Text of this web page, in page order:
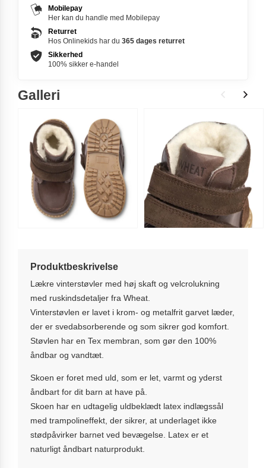
Mobilepay
Her kan du handle med Mobilepay
Returret
Hos Onlinekids har du 365 dages returret
Sikkerhed
100% sikker e-handel
Galleri
Produktbeskrivelse
Lækre vinterstøvler med høj skaft og velcrolukning
med ruskindsdetaljer fra Wheat.
Vinterstøvlen er lavet i krom- og metalfrit garvet læder,
der er svedabsorberende og som sikrer god komfort.
Støvlen har en Tex membran, som gør den 100%
åndbar og vandtæt.
Skoen er foret med uld, som er let, varmt og yderst
åndbart for dit barn at have på.
Skoen har en udtagelig uldbeklædt latex indlægssål
med trampolineffekt, der sikrer, at underlaget ikke
stødpåvirker barnet ved bevægelse. Latex er et
naturligt åndbart naturprodukt.